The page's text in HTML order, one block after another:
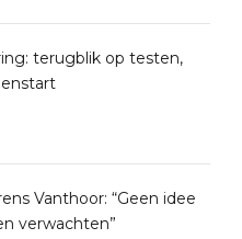
terugblik op testen,
Vanthoor: “Geen idee
verwachten”